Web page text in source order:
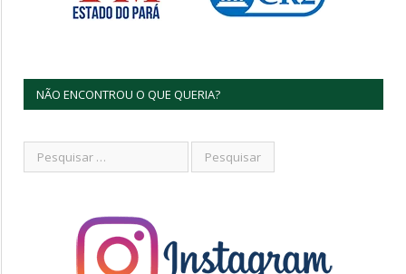
NÃO ENCONTROU O QUE QUERIA?